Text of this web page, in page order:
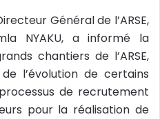
Général de l’ARSE,
NYAKU, a informé la
chantiers de l’ARSE,
l’évolution de certains
de recrutement
pour la réalisation de